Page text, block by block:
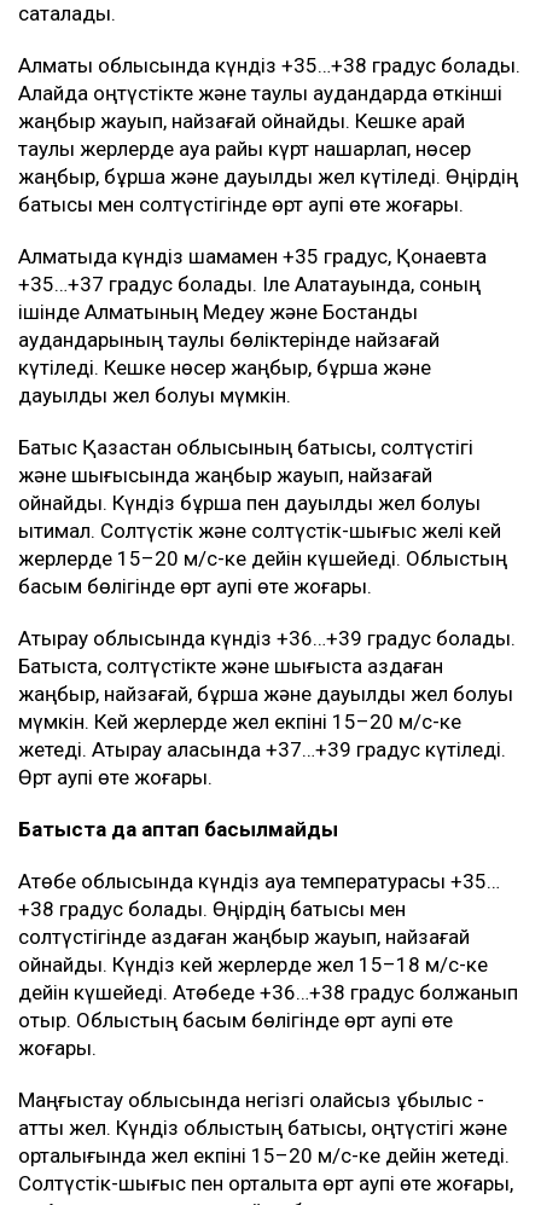
сақталады.
Алматы облысында күндіз +35…+38 градус болады.
Алайда оңтүстікте және таулы аудандарда өткінші
жаңбыр жауып, найзағай ойнайды. Кешке қарай
таулы жерлерде ауа райы күрт нашарлап, нөсер
жаңбыр, бұршақ және дауылды жел күтіледі. Өңірдің
батысы мен солтүстігінде өрт қаупі өте жоғары.
Алматыда күндіз шамамен +35 градус, Қонаевта
+35…+37 градус болады. Іле Алатауында, соның
ішінде Алматының Медеу және Бостандық
аудандарының таулы бөліктерінде найзағай
күтіледі. Кешке нөсер жаңбыр, бұршақ және
дауылды жел болуы мүмкін.
Батыс Қазақстан облысының батысы, солтүстігі
және шығысында жаңбыр жауып, найзағай
ойнайды. Күндіз бұршақ пен дауылды жел болуы
ықтимал. Солтүстік және солтүстік-шығыс желі кей
жерлерде 15–20 м/с-ке дейін күшейеді. Облыстың
басым бөлігінде өрт қаупі өте жоғары.
Атырау облысында күндіз +36…+39 градус болады.
Батыста, солтүстікте және шығыста аздаған
жаңбыр, найзағай, бұршақ және дауылды жел болуы
мүмкін. Кей жерлерде жел екпіні 15–20 м/с-ке
жетеді. Атырау қаласында +37…+39 градус күтіледі.
Өрт қаупі өте жоғары.
Батыста да аптап басылмайды
Ақтөбе облысында күндіз ауа температурасы +35…
+38 градус болады. Өңірдің батысы мен
солтүстігінде аздаған жаңбыр жауып, найзағай
ойнайды. Күндіз кей жерлерде жел 15–18 м/с-ке
дейін күшейеді. Ақтөбеде +36…+38 градус болжанып
отыр. Облыстың басым бөлігінде өрт қаупі өте
жоғары.
Маңғыстау облысында негізгі қолайсыз құбылыс -
қатты жел. Күндіз облыстың батысы, оңтүстігі және
орталығында жел екпіні 15–20 м/с-ке дейін жетеді.
Солтүстік-шығыс пен орталықта өрт қаупі өте жоғары,